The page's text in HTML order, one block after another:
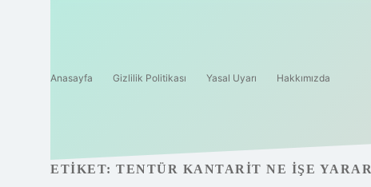
Anasayfa Gizlilik Politikası Yasal Uyarı Hakkımızda
ETIKET: TENTÜR KANTARIT NE IŞE YARAR